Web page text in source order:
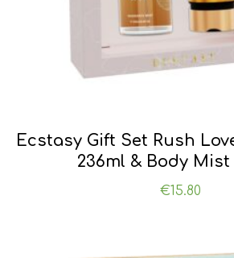
Ecstasy Gift Set Rush
236ml & Body Mist
€15.80